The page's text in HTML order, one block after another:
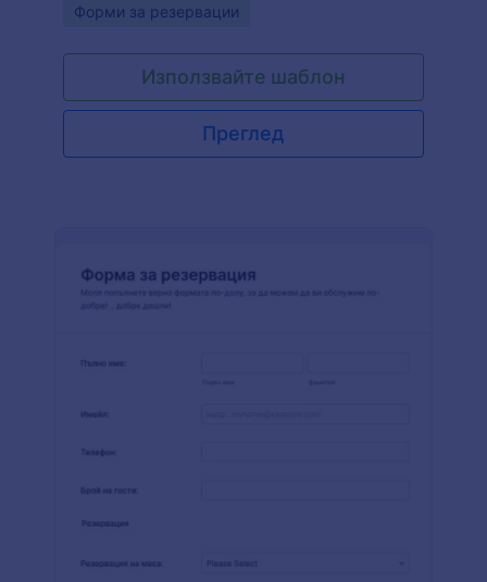
резервация за кетъринг събира основна
контакти на заинтересовани лица, очаквано
присъствие на страна, дата. Освен това има
специално поле за заявки, което клиентите ви
могат да попълнят, ако имат допълнителни
заявки относно вашата кетъринг услуга.
Go to Category:
Форми за резервации
Използвайте шаблон
Преглед